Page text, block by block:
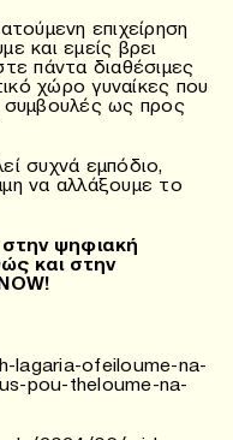
επιχείρηση
και εμείς βρει
πάντα διαθέσιμες
χώρο γυναίκες που
συμβουλές ως προς
συχνά εμπόδιο,
να αλλάξουμε το
ψηφιακή
και στην
lagaria-ofeiloume-na-
pou-theloume-na-